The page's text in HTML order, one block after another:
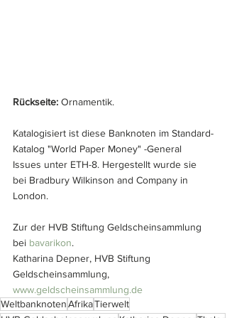
Rückseite: Ornamentik.
Katalogisiert ist diese Banknoten im Standard-
Katalog "World Paper Money" -General
Issues unter ETH-8. Hergestellt wurde sie
bei Bradbury Wilkinson and Company in
London.
Zur der HVB Stiftung Geldscheinsammlung
bei bavarikon.
Katharina Depner, HVB Stiftung
Geldscheinsammlung,
www.geldscheinsammlung.de
WeltbanknotenAfrikaTierwelt